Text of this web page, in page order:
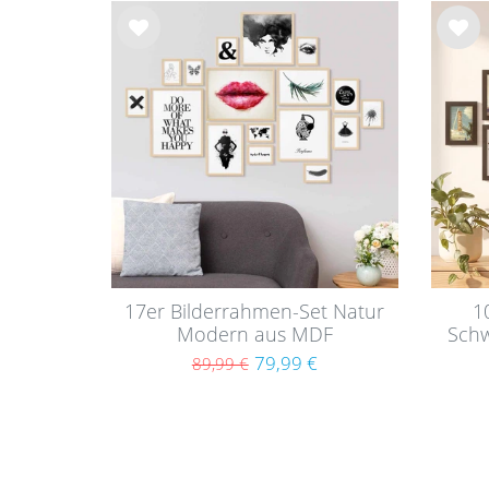
hlist
e
17er Bilderrahmen-Set Natur
Modern aus MDF
89,99 € 79,99 €
Wu
e